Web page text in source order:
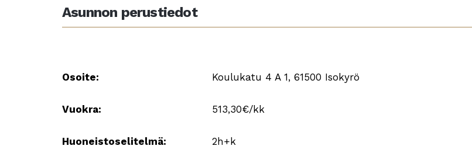
Asunnon perustiedot
Osoite: Koulukatu 4 A 1, 61500 Isokyrö
Vuokra: 513,30€/kk
Huoneistoselitelmä: 2h+k